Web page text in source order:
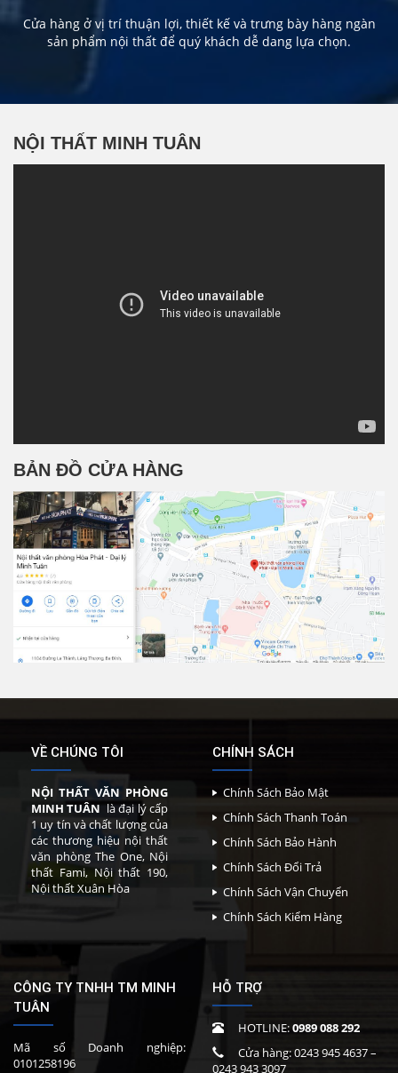
Cửa hàng ở vị trí thuận lợi, thiết kế và trưng bày hàng ngàn
sản phẩm nội thất để quý khách dễ dang lựa chọn.
NỘI THẤT MINH TUÂN
BẢN ĐỒ CỬA HÀNG
VỀ CHÚNG TÔI
NỘI THẤT VĂN PHÒNG
MINH TUÂN là đại lý cấp
1 uy tín và chất lượng của
các thương hiệu nội thất
văn phòng The One, Nội
thất Fami, Nội thất 190,
Nội thất Xuân Hòa
CHÍNH SÁCH
Chính Sách Bảo Mật
Chính Sách Thanh Toán
Chính Sách Bảo Hành
Chính Sách Đổi Trả
Chính Sách Vận Chuyển
Chính Sách Kiểm Hàng
CÔNG TY TNHH TM MINH
TUÂN
Mã số Doanh nghiệp:
0101258196
HỖ TRỢ
HOTLINE:0989 088 292
Cửa hàng:0243 945 4637–
0243 943 3097